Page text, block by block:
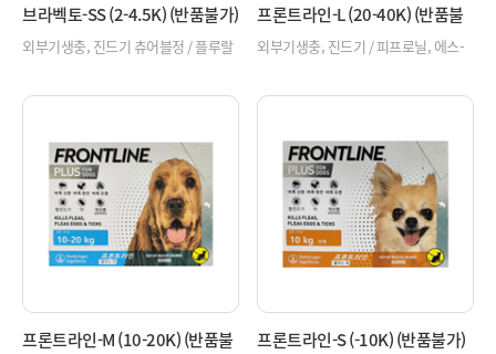
브라벡토-SS (2-4.5K) (반품불가)
외부기생충, 진드기 츄어블정 / 플루랄
라너 / 개
프론트라인-L (20-40K) (반품불
가)
외부기생충, 진드기 / 피프로닐, 에스-
메토프렌 / 개
프론트라인-M (10-20K) (반품불
프론트라인-S (-10K) (반품불가)